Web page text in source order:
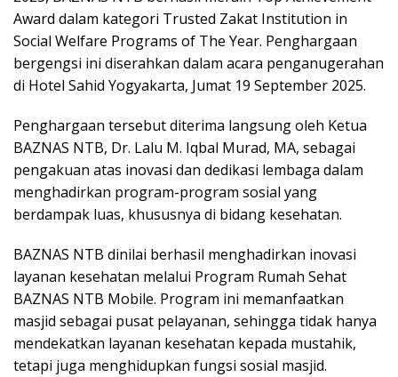
Award dalam kategori Trusted Zakat Institution in
Social Welfare Programs of The Year. Penghargaan
bergengsi ini diserahkan dalam acara penganugerahan
di Hotel Sahid Yogyakarta, Jumat 19 September 2025.
Penghargaan tersebut diterima langsung oleh Ketua
BAZNAS NTB, Dr. Lalu M. Iqbal Murad, MA, sebagai
pengakuan atas inovasi dan dedikasi lembaga dalam
menghadirkan program-program sosial yang
berdampak luas, khususnya di bidang kesehatan.
BAZNAS NTB dinilai berhasil menghadirkan inovasi
layanan kesehatan melalui Program Rumah Sehat
BAZNAS NTB Mobile. Program ini memanfaatkan
masjid sebagai pusat pelayanan, sehingga tidak hanya
mendekatkan layanan kesehatan kepada mustahik,
tetapi juga menghidupkan fungsi sosial masjid.